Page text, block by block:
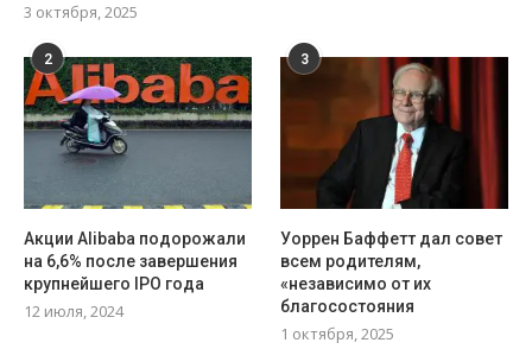
3 октября, 2025
2
Акции Alibaba подорожали
на 6,6% после завершения
крупнейшего IPO года
12 июля, 2024
3
Уоррен Баффетт дал совет
всем родителям,
«независимо от их
благосостояния
1 октября, 2025